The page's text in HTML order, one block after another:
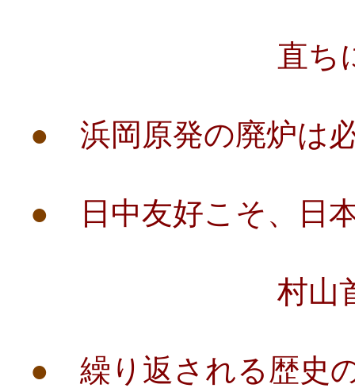
直ちに反撃
● 浜岡原発の廃炉は
● 日中友好こそ、日
村山首相談
● 繰り返される歴史